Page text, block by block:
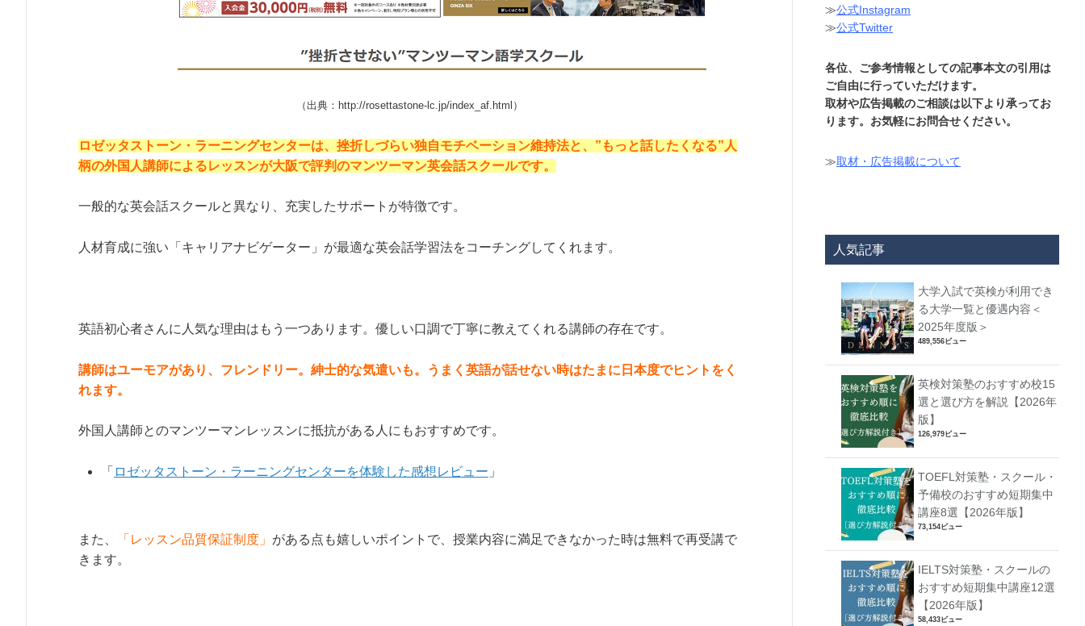
（出典：http://rosettastone-lc.jp/index_af.html）
ロゼッタストーン・ラーニングセンターは、挫折しづらい独自モチベーション維持法と、”もっと話したくなる”人
柄の外国人講師によるレッスンが大阪で評判のマンツーマン英会話スクールです。
一般的な英会話スクールと異なり、充実したサポートが特徴です。
人材育成に強い「キャリアナビゲーター」が最適な英会話学習法をコーチングしてくれます。
英語初心者さんに人気な理由はもう一つあります。優しい口調で丁寧に教えてくれる講師の存在です。
講師はユーモアがあり、フレンドリー。紳士的な気遣いも。うまく英語が話せない時はたまに日本度でヒントをく
れます。
外国人講師とのマンツーマンレッスンに抵抗がある人にもおすすめです。
「 ロゼッタストーン・ラーニングセンターを体験した感想レビュー 」
また、 「レッスン品質保証制度」 がある点も嬉しいポイントで、授業内容に満足できなかった時は無料で再受講で
きます。
≫公式Instagram
≫公式Twitter
各位、ご参考情報としての記事本文の引用は
ご自由に行っていただけます。
取材や広告掲載のご相談は以下より承ってお
ります。お気軽にお問合せください。
≫取材・広告掲載について
人気記事
大学入試で英検が利用でき
る大学一覧と優遇内容＜
2025年度版＞
489,556ビュー
英検対策塾のおすすめ校15
選と選び方を解説【2026年
版】
126,979ビュー
TOEFL対策塾・スクール・
予備校のおすすめ短期集中
講座8選【2026年版】
73,154ビュー
IELTS対策塾・スクールの
おすすめ短期集中講座12選
【2026年版】
58,433ビュー